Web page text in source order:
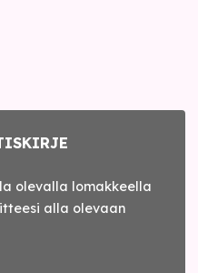
olevalla lomakkeella
alla olevaan